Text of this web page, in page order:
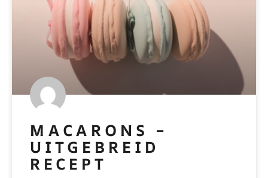
MACARONS –
UITGEBREID
RECEPT